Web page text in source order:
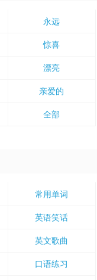
永远
惊喜
漂亮
亲爱的
全部
常用单词
英语笑话
英文歌曲
口语练习